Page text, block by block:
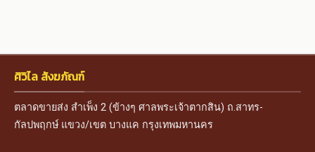
ศิวิไล สังฆภัณฑ์
ตลาดขายส่ง สำเพ็ง 2 (ข้างๆ ศาลพระเจ้าตากสิน) ถ.สาทร-
กัลปพฤกษ์ แขวง/เขต บางแค กรุงเทพมหานคร